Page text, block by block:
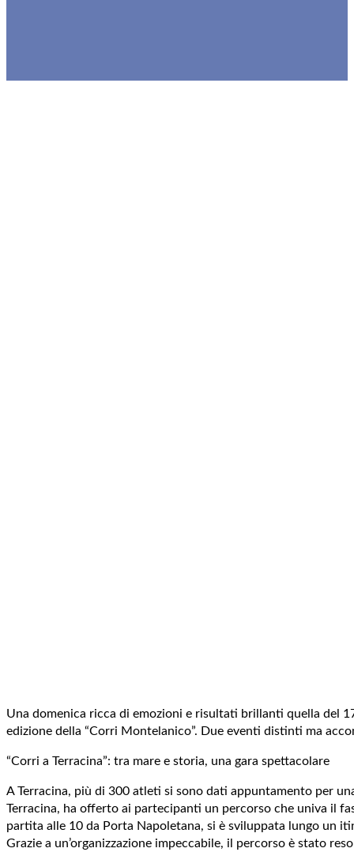
Una domenica ricca di emozioni e risultati brillanti quella del
edizione della “Corri Montelanico”. Due eventi distinti ma
“Corri a Terracina”: tra mare e storia, una gara spettacolare
A Terracina, più di 300 atleti si sono dati appuntamento per
Terracina, ha offerto ai partecipanti un percorso che univa il
partita alle 10 da Porta Napoletana, si è sviluppata lungo un
Grazie a un’organizzazione impeccabile, il percorso è stato